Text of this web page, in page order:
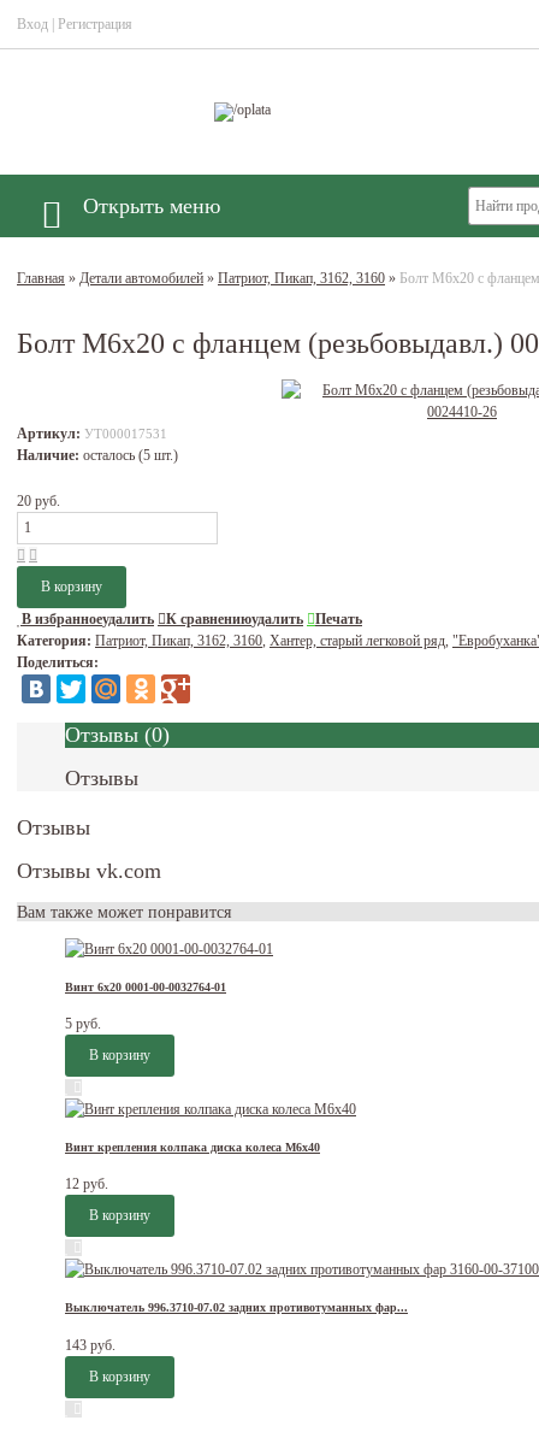
Вход Регистрация
Открыть меню
Главная » Детали автомобилей » Патриот, Пикап, 3162, 3160 » Болт М6х20 с
Болт М6х20 с фланцем (резьбовыдавл.)
Артикул: УТ000017531
Наличие: осталось (5 шт.)
20 руб.
В избранноеудалить К сравнениюудалить
Печать
Категория: Патриот, Пикап, 3162, 3160, Хантер, старый легковой ряд,
Поделиться:
Отзывы (0)
Отзывы
Отзывы
Отзывы vk.com
Вам также может понравится
Винт 6х20 0001-00-0032764-01
5 руб.
Винт крепления колпака диска колеса М6х40
12 руб.
Выключатель 996.3710-07.02 задних противотуманных фар...
143 руб.